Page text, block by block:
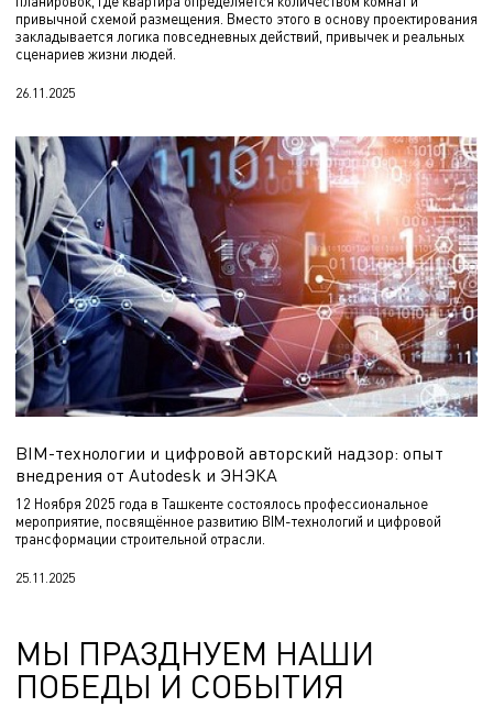
привычной схемой размещения. Вместо этого в основу проектирования
закладывается логика повседневных действий, привычек и реальных
сценариев жизни людей.
26.11.2025
BIM-технологии и цифровой авторский надзор: опыт
внедрения от Autodesk и ЭНЭКА
12 Ноября 2025 года в Ташкенте состоялось профессиональное
мероприятие, посвящённое развитию BIM-технологий и цифровой
трансформации строительной отрасли.
25.11.2025
МЫ ПРАЗДНУЕМ НАШИ
ПОБЕДЫ И СОБЫТИЯ